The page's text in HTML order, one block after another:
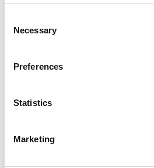
Necessary
Preferences
Statistics
Marketing